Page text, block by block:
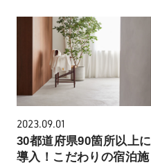
2023.09.01
30都道府県90箇所以上に
導⼊！こだわりの宿泊施